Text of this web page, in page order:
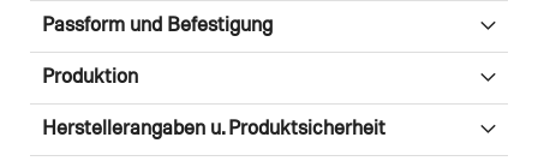
Passform und Befestigung
Produktion
Herstellerangaben u. Produktsicherheit